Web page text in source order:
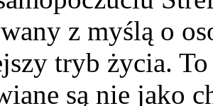
z myślą o
tryb życia.
są nie jako